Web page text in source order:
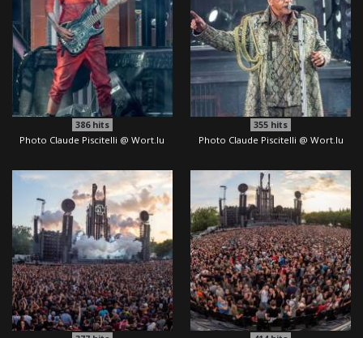
386hits
Photo Claude Piscitelli @ Wort.lu
355 hits
Photo Claude Piscitelli @ Wort.lu